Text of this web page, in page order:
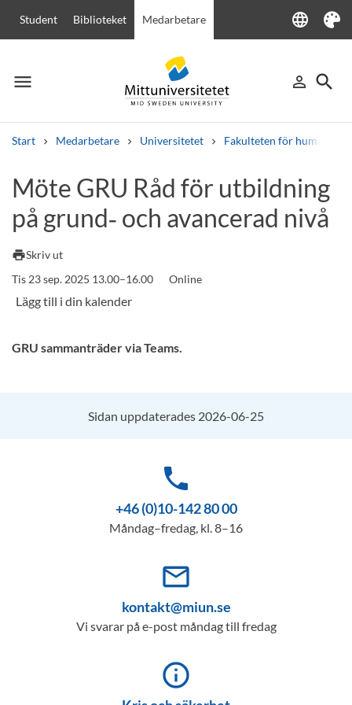
Student Biblioteket Medarbetare language
Language
Tema
menu
Meny person_outline
Logga in
search
Sök
Start Medarbetare Universitetet Fakulteten för
Andra söktjänster
Kurser och programKursplanerVälkomstbrevPersonal
Lediga jobb
Möte GRU Råd för utbildning
på grund‑ och avancerad nivå
printSkriv ut
Tis 23 sep. 2025 13.00–16.00
Online
GRU sammanträder via Teams.
Sidan uppdaterades 2026-06-25
phone
+46 (0)10-142 80 00
Måndag–fredag, kl. 8–16
mail_outline
kontakt@miun.se
Vi svarar på e-post måndag till fredag
info_outline